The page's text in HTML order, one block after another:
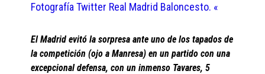
Fotografía Twitter Real Madrid Baloncesto. «
El Madrid evitó la sorpresa ante uno de los tapados de
la competición (ojo a Manresa) en un partido con una
excepcional defensa, con un inmenso Tavares, 5